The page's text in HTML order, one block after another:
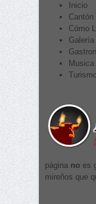
Inicio
Cantón
Cómo
Galería
Musica
página no es
mireños que